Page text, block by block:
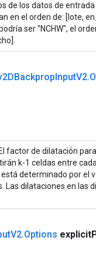
de los datos de
en el orden de: [lote,
ser "NCHW", el
InputV2.
factor de dilatación
k-1 celdas entre
determinado por el
Las dilataciones en las
V2.Options explicit